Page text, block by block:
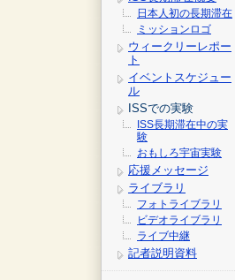
日本人初の長期滞在
ミッションロゴ
ウィークリーレポー
ト
イベントスケジュー
ル
ISSでの実験
ISS長期滞在中の実
験
おもしろ宇宙実験
応援メッセージ
ライブラリ
フォトライブラリ
ビデオライブラリ
ライブ中継
記者説明資料